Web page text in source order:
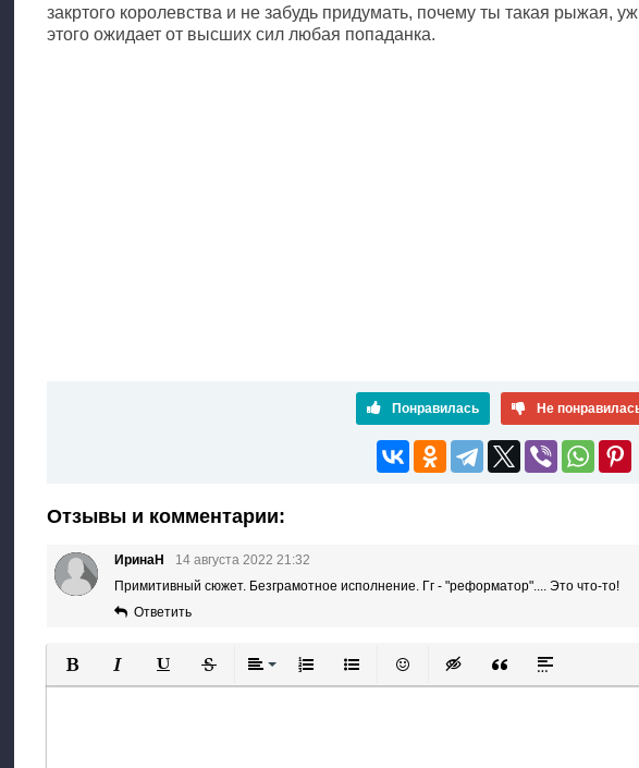
закртого королевства и не забудь придумать, почему ты такая рыжая,
этого ожидает от высших сил любая попаданка.
Понравилась Не
Отзывы и комментарии:
ИринаН
14 августа 2022 21:32
Примитивный сюжет. Безграмотное исполнение. Гг - "реформатор".... Это что-то!
Ответить
Полужирный
КурсивПодчеркнутый
ЗачеркнутыйВыравнивание
Нумерованный список
Маркированный список
Вставить смайлик
Вставка скрытого текста
Вставка цитаты
Вставка